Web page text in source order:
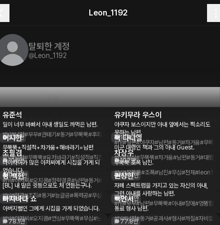
Leon_1192
탈퇴한 계정
@Leon_1192
플롯 피드
135개의 플롯 대화량 2,928만 대화량순
531만
유준석
일이 너무 바빠서 아내 생일도 까먹은 남편.
#hl#남편#부부#권태기 #동거#무뚝뚝#후회 #leon1192
134만
유키무라 우스이
야쿠자 보스이지만 아내 앞에서는 찍소리도
못하는 남편.
#hl#일본#야쿠자#남편#동거#차가움#무뚝뚝
106만
이시현
무뚝뚝+직설적+차가움+해바라기=남편
#hl#남편#무뚝뚝#유저바라기 #직설적#직진남 #차가움#leon1192
102만
잭 다니엘
미군 대령인 잭과 그의 아내 Guest.
#hl#무심#무뚝뚝#차가움#남편#동거#대령
96.5만
조필겸
나이차이가 많은 아저씨에게 시집을 가게 되
었습니다.
#hl#아저씨#오지콤#정략결혼#남편#동거#조직보스#능글#싸가지
92.9만
차상우
무뚝뚝 조폭 남친.
#hl#무뚝뚝#조폭#남친#무심#천재#leon1192
88.7만
청 백현
[BL] 내 말은 귓등으로도 처 안듣는구나.
#bl#혐관#조직#동거#능글공#폭력공#무심수 #무뚝뚝수#leon1192
80.6만
권상현
자폐 스펙트럼을 가지고 있는 자신의 아내,
그런 아내를 사랑하는 남편.
#hl#부부#남편#무뚝뚝#아내#장애#엉뚱함
78.1만
타치바나 쇼
아버지뻘인 그에게 시집을 가게 되었습니다.
#hl#아저씨 #오지콤#연상#무뚝뚝#무심#느긋한#야쿠자#두목#leon1192
77.8만
백인서
동료 형사 남편.
#hl#남편#동거#공과사#형사#까칠#자비없음